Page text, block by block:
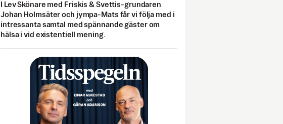
I Lev Skönare med Friskis & Svettis-grundaren
Johan Holmsäter och jympa-Mats får vi följa med i
intressanta samtal med spännande gäster om
hälsa i vid existentiell mening.